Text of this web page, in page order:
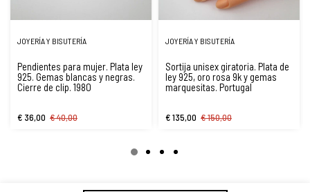
JOYERÍA Y BISUTERÍA
Pendientes para mujer. Plata ley
925. Gemas blancas y negras.
Cierre de clip. 1980
€ 36,00 € 40,00
JOYERÍA Y BISUTERÍA
Sortija unisex giratoria. Plata de
ley 925, oro rosa 9k y gemas
marquesitas. Portugal
€ 135,00 € 150,00